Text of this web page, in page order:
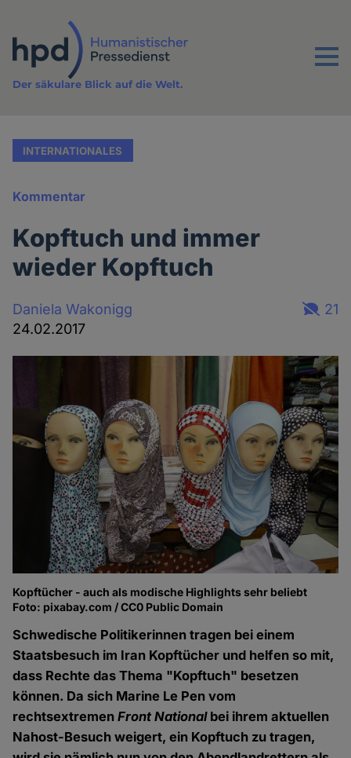
Inhalt
Menu
Der säkulare Blick auf die Welt.
INTERNATIONALES
Kommentar
Kopftuch und immer
wieder Kopftuch
Daniela Wakonigg
24.02.2017
21
Kopftücher - auch als modische Highlights sehr beliebt
Foto: pixabay.com / CC0 Public Domain
Schwedische Politikerinnen tragen bei einem
Staatsbesuch im Iran Kopftücher und helfen so mit,
dass Rechte das Thema "Kopftuch" besetzen
können. Da sich Marine Le Pen vom
rechtsextremenFront Nationalbei ihrem aktuellen
Nahost-Besuch weigert, ein Kopftuch zu tragen,